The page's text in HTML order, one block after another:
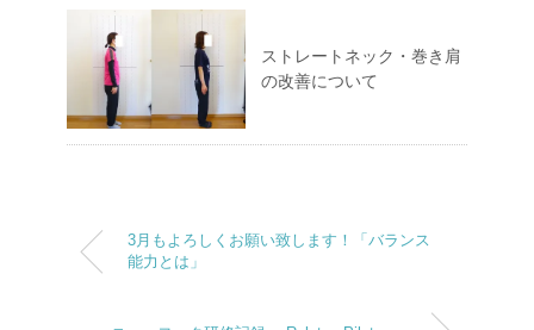
ストレートネック・巻き肩
の改善について
3月もよろしくお願い致します！「バランス
能力とは」